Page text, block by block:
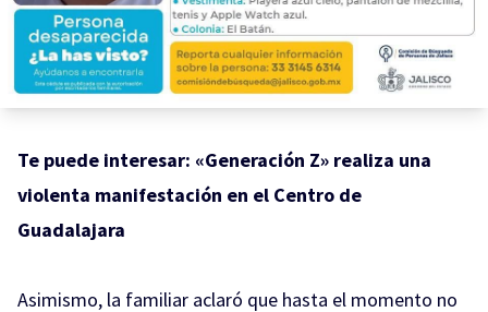
Te puede interesar: «Generación Z» realiza una
violenta manifestación en el Centro de
Guadalajara
Asimismo, la familiar aclaró que hasta el momento no